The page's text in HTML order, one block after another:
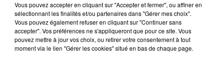
Vous pouvez accepter en cliquant sur "Accepter et fermer", ou affiner en
sélectionnant les finalités et/ou partenaires dans "Gérer mes choix".
Vous pouvez également refuser en cliquant sur "Continuer sans
accepter". Vos préférences ne s'appliqueront que pour ce site. Vous
pouvez mettre à jour vos choix, ou retirer votre consentement à tout
moment via le lien "Gérer les cookies" situé en bas de chaque page.